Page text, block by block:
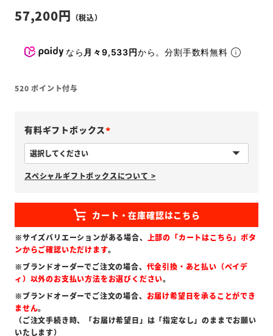
57,200
なら 月々9,533円から。分割手数料無料
520 ポイント付与
有料ギフトボックス
必
須
)
スペシャルギフトボックスについて >
※サイズバリエーションがある場合、 上部の「カートはこちら」ボタ
ンからご確認いただけます。
※ブランドオーダーでご注文の場合、 代金引換・あと払い（ペイデ
ィ）以外のお支払い方法をお選びください。
※ブランドオーダーでご注文の場合、 お届け希望日を承ることができ
ません。
（ご注文手続き時、「お届け希望日」は「指定なし」のままでお願い
いたします）